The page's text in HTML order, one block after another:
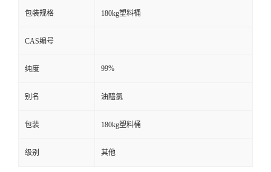
包装规格 180kg塑料桶
CAS编号
纯度 99%
别名 油醯氯
包装 180kg塑料桶
级别 其他